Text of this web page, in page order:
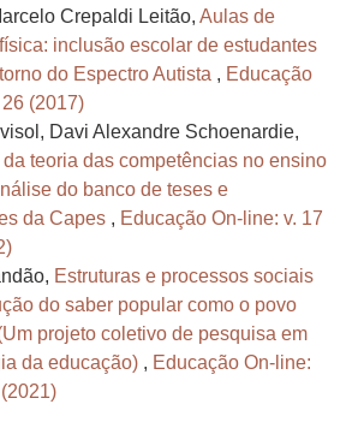
Crepaldi Leitão, Aulas de
inclusão escolar de estudantes
do Espectro Autista , Educação
(2017)
Davi Alexandre Schoenardie,
da teoria das competências no ensino
do banco de teses e
da Capes , Educação On-line: v. 17
Estruturas e processos sociais
do saber popular como o povo
projeto coletivo de pesquisa em
da educação) , Educação On-line: